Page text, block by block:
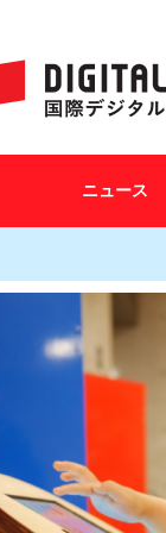
ニュース